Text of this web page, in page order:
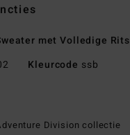
met Volledige Rits
Kleurcode ssb
Division collectie